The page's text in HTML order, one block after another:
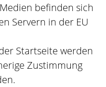
befinden sich
Servern in der EU
Startseite werden
Zustimmung